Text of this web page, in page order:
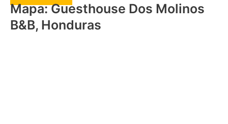
Mapa: Guesthouse Dos Molinos
B&B, Honduras